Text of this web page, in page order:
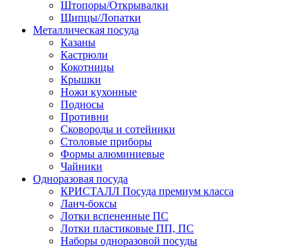
Штопоры/Открывалки
Щипцы/Лопатки
Металлическая посуда
Казаны
Кастрюли
Кокотницы
Крышки
Ножи кухонные
Подносы
Противни
Сковороды и сотейники
Столовые приборы
Формы алюминиевые
Чайники
Одноразовая посуда
КРИСТАЛЛ Посуда премиум класса
Ланч-боксы
Лотки вспененные ПС
Лотки пластиковые ПП, ПС
Наборы одноразовой посуды